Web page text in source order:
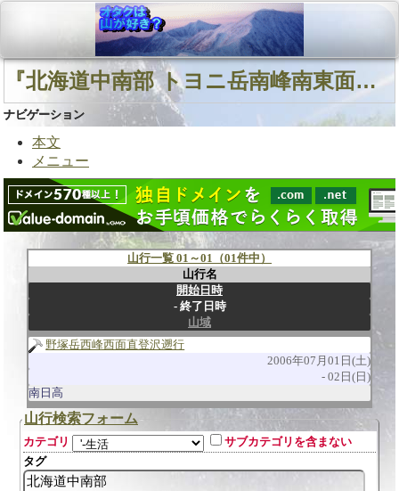
『北海道中南部 トヨニ岳南峰南東面直登沢 トヨニ岳南峰南面沢』に関連する山行
ナビゲーション
本文
メニュー
山行一覧 01～01（01件中）
山行名
開始日時
終了日時
山域
野塚岳西峰西面直登沢遡行
2006年07月01日(土)
02日(日)
南日高
山行検索フォーム
カテゴリ
サブカテゴリを含まない
タグ